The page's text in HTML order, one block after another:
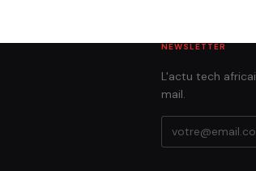
NEWSLETTER
L'actu tech
mail.